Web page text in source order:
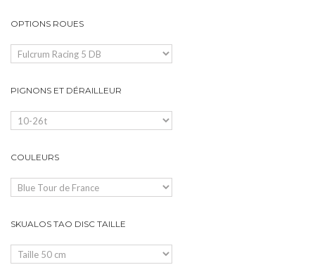
OPTIONS ROUES
PIGNONS ET DÉRAILLEUR
COULEURS
SKUALOS TAO DISC TAILLE